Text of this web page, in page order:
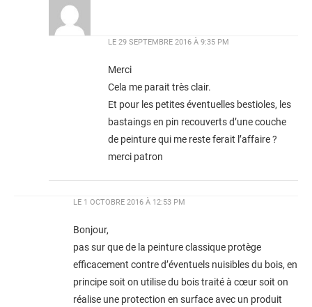
LE 29 SEPTEMBRE 2016 À 9:35 PM
Merci
Cela me parait très clair.
Et pour les petites éventuelles bestioles, les
bastaings en pin recouverts d’une couche
de peinture qui me reste ferait l’affaire ?
merci patron
LE 1 OCTOBRE 2016 À 12:53 PM
Bonjour,
pas sur que de la peinture classique protège
efficacement contre d’éventuels nuisibles du bois, en
principe soit on utilise du bois traité à cœur soit on
réalise une protection en surface avec un produit